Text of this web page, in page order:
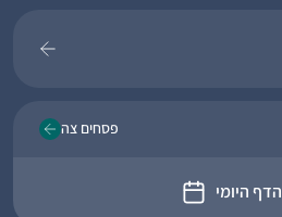
היומי
פסחים צה